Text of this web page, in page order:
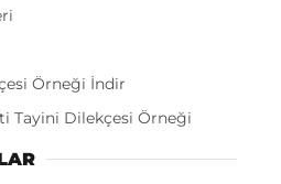
Örneği İndir
Tayini Dilekçesi Örneği